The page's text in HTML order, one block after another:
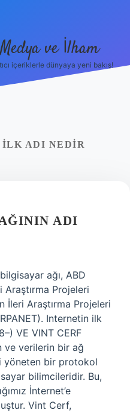
ve İlham
içeriklerle dünyaya yeni bakış!
ADI NEDIR
ADI
ağı, ABD
Araştırma Projeleri
İleri Araştırma Projeleri
Internetin ilk
VE VINT CERF
ve verilerin bir ağ
yöneten bir protokol
bilimcileridir. Bu,
İnternet’e
Vint Cerf,